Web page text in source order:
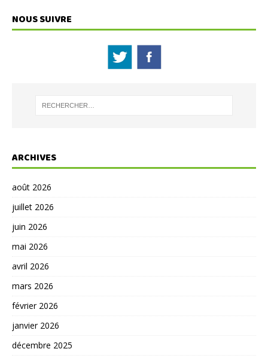
NOUS SUIVRE
ARCHIVES
août 2026
juillet 2026
juin 2026
mai 2026
avril 2026
mars 2026
février 2026
janvier 2026
décembre 2025